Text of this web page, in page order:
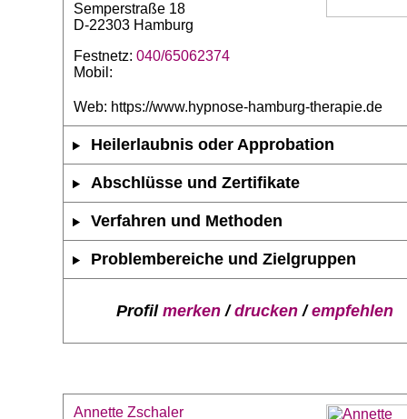
Semperstraße 18
D-22303 Hamburg
Festnetz: 040/65062374
Mobil:
Web: https://www.hypnose-hamburg-therapie.de
Heilerlaubnis oder Approbation
Abschlüsse und Zertifikate
Verfahren und Methoden
Problembereiche und Zielgruppen
Profil merken/drucken/empfehlen
Annette Zschaler